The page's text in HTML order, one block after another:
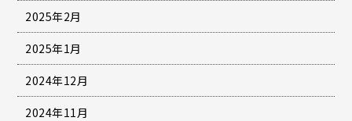
2025年2月
2025年1月
2024年12月
2024年11月